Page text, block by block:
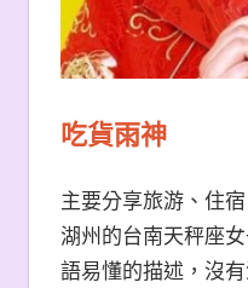
吃貨雨神
主要分享旅游、住
湖州的台南天秤座
語易懂的描述，沒